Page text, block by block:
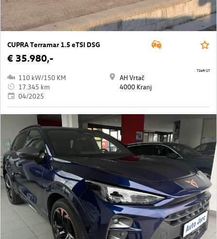
CUPRA Terramar 1.5 eTSI DSG
€ 35.980,-
110 kW/150 KM
17.345 km
04/2025
AH Vrtač
4000 Kranj
7149/17